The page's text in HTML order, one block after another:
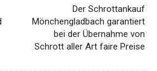
Der Schrottankauf
Mönchengladbach garantiert
bei der Übernahme von
Schrott aller Art faire Preise